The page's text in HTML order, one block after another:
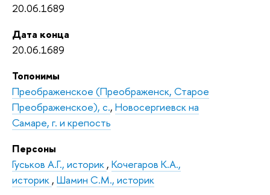
20.06.1689
Дата конца
20.06.1689
Топонимы
Преображенское (Преображенск, Старое
Преображенское), с., Новосергиевск на
Самаре, г. и крепость
Персоны
Гуськов А.Г., историк , Кочегаров К.А.,
историк , Шамин C.М., историк